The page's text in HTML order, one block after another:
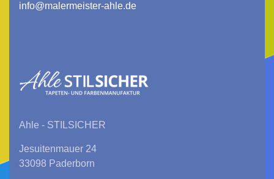
info@malermeister-ahle.de
Ahle - STILSICHER
Jesuitenmauer 24
33098 Paderborn